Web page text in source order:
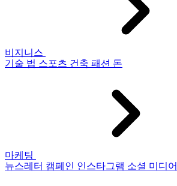
비지니스
기술 법 스포츠 건축 패션 돈
마케팅
뉴스레터 캠페인 인스타그램 소셜 미디어